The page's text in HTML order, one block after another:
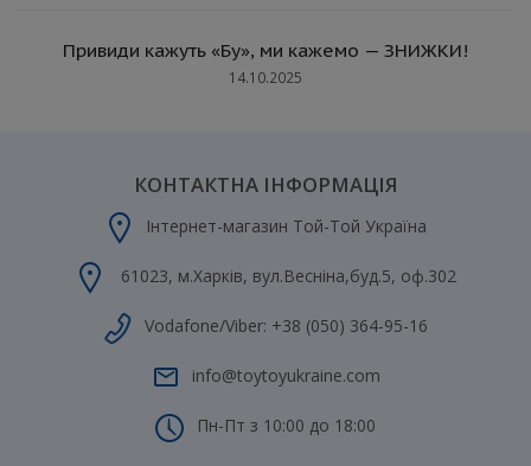
Привиди кажуть «Бу», ми кажемо — ЗНИЖКИ!
14.10.2025
КОНТАКТНА ІНФОРМАЦІЯ
Інтернет-магазин Той-Той Україна
61023, м.Харків, вул.Весніна,буд.5, оф.302
Vodafone/Viber: +38 (050) 364-95-16
info@toytoyukraine.com
Пн-Пт з 10:00 до 18:00